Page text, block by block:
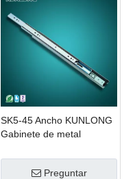
SK5-45 Ancho KUNLONG
Gabinete de metal
puertas de bolsillo
Preguntar